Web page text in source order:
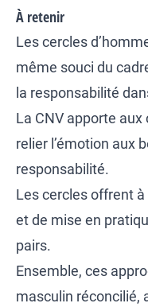
À retenir
Les cercles
même souci du
la responsabilité
La CNV apporte
relier l’émotion aux
responsabilité.
Les cercles offrent à
et de mise en
pairs.
Ensemble, ces
masculin réconcilié,